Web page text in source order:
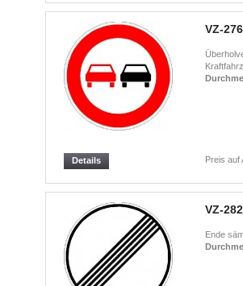
VZ-276
Preis auf
Details
VZ-282
Ende